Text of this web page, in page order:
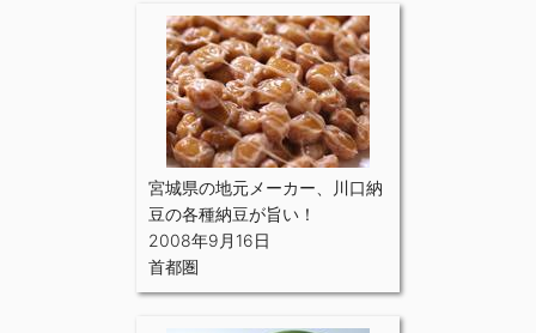
宮城県の地元メーカー、川口納
豆の各種納豆が旨い！
2008年9月16日
首都圏